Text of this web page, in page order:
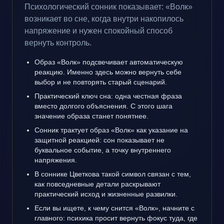
Психологический сонник показывает: «Волк»
возникает во сне, когда внутри накопилось
напряжение и нужен спокойный способ
вернуть контроль.
Образ «Волк» подсвечивает автоматическую
реакцию. Именно здесь можно вернуть себе
выбор и не повторять старый сценарий.
Практический ключ сна: одна честная фраза
вместо долгого объяснения. С этого шага
значение образа станет понятнее.
Сонник трактует образ «Волк» как указание на
защитной реакцией: сон показывает не
буквальное событие, а точку внутреннего
напряжения.
В соннике Цветкова такой символ связан с тем,
как повседневные детали раскрывают
практический исход и жизненные развилки.
Если вы ищете, к чему снится «Волк», начните с
главного: психика просит вернуть фокус туда, где